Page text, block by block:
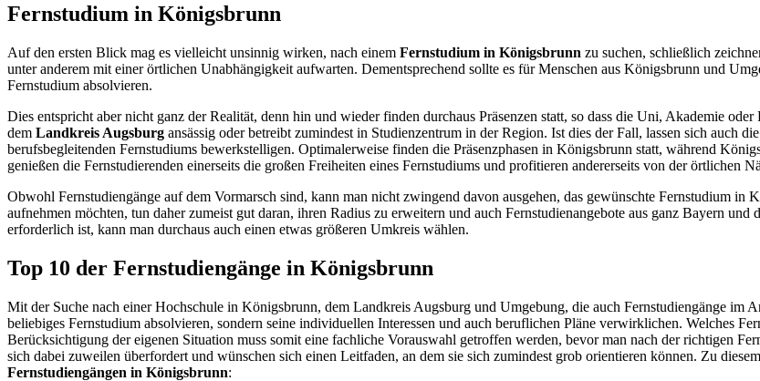
Fernstudium in Königsbrunn
Auf den ersten Blick mag es vielleicht unsinnig wirken, nach einem Fernstudium in Königsbrunn zu suchen, schließlich
unter anderem mit einer örtlichen Unabhängigkeit aufwarten. Dementsprechend sollte es für Menschen aus Königsbrunn und
Fernstudium absolvieren.
Dies entspricht aber nicht ganz der Realität, denn hin und wieder finden durchaus Präsenzen statt, so dass die Uni, Akademie
dem Landkreis Augsburg ansässig oder betreibt zumindest in Studienzentrum in der Region. Ist dies der Fall, lassen sich auch
berufsbegleitenden Fernstudiums bewerkstelligen. Optimalerweise finden die Präsenzphasen in Königsbrunn statt, während
genießen die Fernstudierenden einerseits die großen Freiheiten eines Fernstudiums und profitieren andererseits von der örtlichen
Obwohl Fernstudiengänge auf dem Vormarsch sind, kann man nicht zwingend davon ausgehen, das gewünschte Fernstudium in
aufnehmen möchten, tun daher zumeist gut daran, ihren Radius zu erweitern und auch Fernstudienangebote aus ganz Bayern
erforderlich ist, kann man durchaus auch einen etwas größeren Umkreis wählen.
Top 10 der Fernstudiengänge in Königsbrunn
Mit der Suche nach einer Hochschule in Königsbrunn, dem Landkreis Augsburg und Umgebung, die auch Fernstudiengänge im
beliebiges Fernstudium absolvieren, sondern seine individuellen Interessen und auch beruflichen Pläne verwirklichen. Welches
Berücksichtigung der eigenen Situation muss somit eine fachliche Vorauswahl getroffen werden, bevor man nach der richtigen
sich dabei zuweilen überfordert und wünschen sich einen Leitfaden, an dem sie sich zumindest grob orientieren können. Zu
Fernstudiengängen in Königsbrunn: